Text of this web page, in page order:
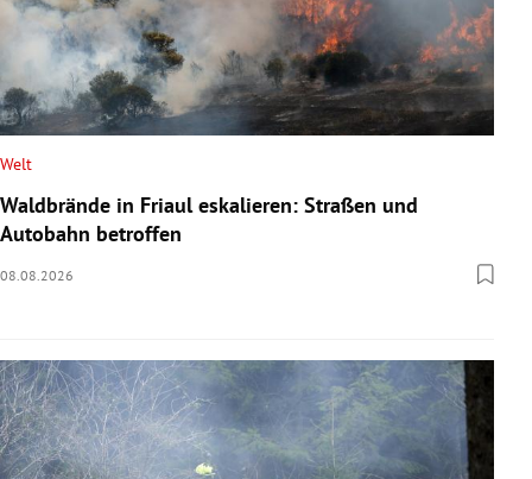
Welt
Waldbrände in Friaul eskalieren: Straßen und
Autobahn betroffen
08.08.2026